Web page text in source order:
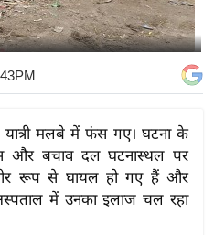
मलबे में फंस गए। घटना के
और बचाव दल घटनास्थल पर
रूप से घायल हो गए हैं और
में उनका इलाज चल रहा